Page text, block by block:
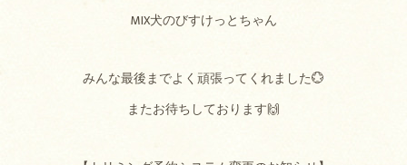
MIX犬のびすけっとちゃん
みんな最後までよく頑張ってくれました💮
またお待ちしております🙌